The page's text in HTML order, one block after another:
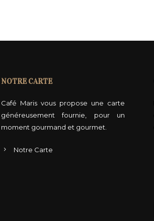
NOTRE CARTE
Café Maris vous propose une carte
généreusement fournie, pour un
moment gourmand et gourmet.
Notre Carte